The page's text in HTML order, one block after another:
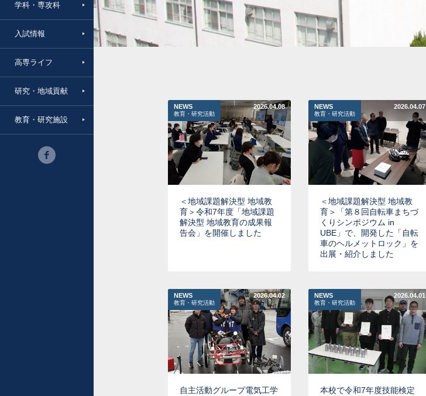
学科・専攻科
入試情報
高専ライフ
研究・地域貢献
教育・研究施設
NEWS
教育・研究活動
2026.04.08
＜地域課題解決型 地域教
育＞令和7年度「地域課題
解決型 地域教育の成果報
告会」を開催しました
NEWS
教育・研究活動
2026.04.07
＜地域課題解決型 地域教
育＞「第８回自転車まちづ
くりシンポジウム in
UBE」で、開発した「自転
車のヘルメットロック」を
出展・紹介しました
NEWS
教育・研究活動
2026.04.02
自主活動グループ電気工学
NEWS
教育・研究活動
2026.04.01
本校で令和7年度技能検定